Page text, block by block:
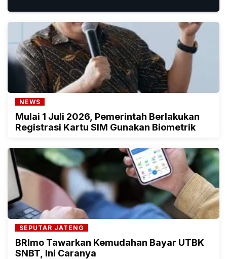
NEWS
Mulai 1 Juli 2026, Pemerintah Berlakukan
Registrasi Kartu SIM Gunakan Biometrik
SEPUTAR JATENG
BRImo Tawarkan Kemudahan Bayar UTBK
SNBT, Ini Caranya